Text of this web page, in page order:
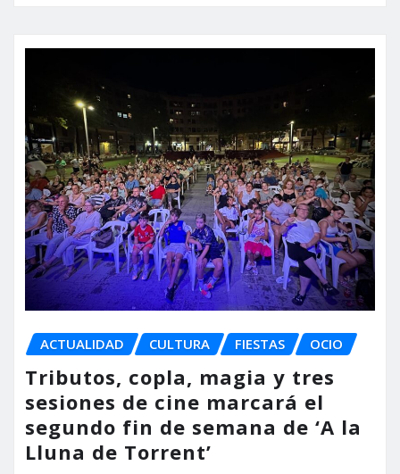
ACTUALIDAD CULTURA FIESTAS OCIO
Tributos, copla, magia y tres
sesiones de cine marcará el
segundo fin de semana de ‘A la
Lluna de Torrent’